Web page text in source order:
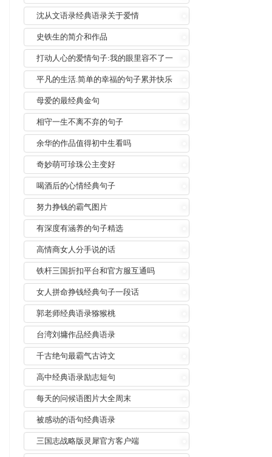
沈从文语录经典语录关于爱情
史铁生的简介和作品
打动人心的爱情句子:我的眼里容不了一
粒沙
平凡的生活.简单的幸福的句子累并快乐
着
母爱的最经典金句
相守一生不离不弃的句子
余华的作品值得初中生看吗
奇妙萌可珍珠公主变好
喝酒后的心情经典句子
努力挣钱的霸气图片
有深度有涵养的句子精选
高情商女人分手说的话
铁杆三国折扣平台和官方服互通吗
女人拼命挣钱经典句子一段话
郭老师经典语录猕猴桃
台湾刘墉作品经典语录
千古绝句最霸气古诗文
高中经典语录励志短句
每天的问候语图片大全周末
被感动的语句经典语录
三国志战略版灵犀官方客户端